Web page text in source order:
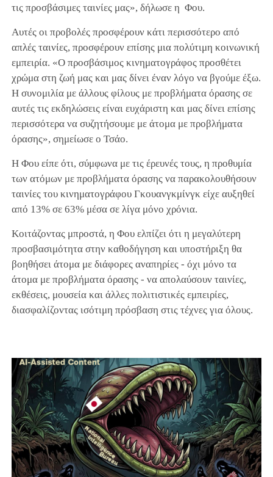
τις προσβάσιμες ταινίες μας», δήλωσε η Φου.
Αυτές οι προβολές προσφέρουν κάτι περισσότερο από
απλές ταινίες, προσφέρουν επίσης μια πολύτιμη κοινωνική
εμπειρία. «Ο προσβάσιμος κινηματογράφος προσθέτει
χρώμα στη ζωή μας και μας δίνει έναν λόγο να βγούμε έξω.
Η συνομιλία με άλλους φίλους με προβλήματα όρασης σε
αυτές τις εκδηλώσεις είναι ευχάριστη και μας δίνει επίσης
περισσότερα να συζητήσουμε με άτομα με προβλήματα
όρασης», σημείωσε ο Τσάο.
Η Φου είπε ότι, σύμφωνα με τις έρευνές τους, η προθυμία
των ατόμων με προβλήματα όρασης να παρακολουθήσουν
ταινίες του κινηματογράφου Γκουανγκμίνγκ είχε αυξηθεί
από 13% σε 63% μέσα σε λίγα μόνο χρόνια.
Κοιτάζοντας μπροστά, η Φου ελπίζει ότι η μεγαλύτερη
προσβασιμότητα στην καθοδήγηση και υποστήριξη θα
βοηθήσει άτομα με διάφορες αναπηρίες - όχι μόνο τα
άτομα με προβλήματα όρασης - να απολαύσουν ταινίες,
εκθέσεις, μουσεία και άλλες πολιτιστικές εμπειρίες,
διασφαλίζοντας ισότιμη πρόσβαση στις τέχνες για όλους.